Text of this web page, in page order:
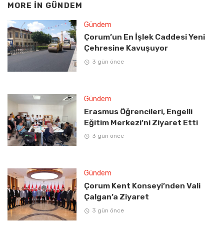
MORE IN GÜNDEM
Gündem
Çorum’un En İşlek Caddesi Yeni
Çehresine Kavuşuyor
3 gün önce
Gündem
Erasmus Öğrencileri, Engelli
Eğitim Merkezi’ni Ziyaret Etti
3 gün önce
Gündem
Çorum Kent Konseyi’nden Vali
Çalgan’a Ziyaret
3 gün önce